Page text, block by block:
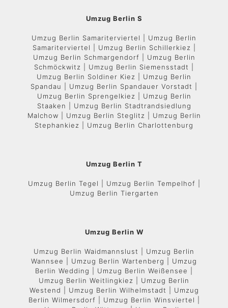
Umzug Berlin S
Umzug Berlin Samariterviertel | Umzug Berlin
Samariterviertel | Umzug Berlin Schillerkiez |
Umzug Berlin Schmargendorf | Umzug Berlin
Schmöckwitz | Umzug Berlin Siemensstadt |
Umzug Berlin Soldiner Kiez | Umzug Berlin
Spandau | Umzug Berlin Spandauer Vorstadt |
Umzug Berlin Sprengelkiez | Umzug Berlin
Staaken | Umzug Berlin Stadtrandsiedlung
Malchow | Umzug Berlin Steglitz | Umzug Berlin
Stephankiez | Umzug Berlin Charlottenburg
Umzug Berlin T
Umzug Berlin Tegel | Umzug Berlin Tempelhof |
Umzug Berlin Tiergarten
Umzug Berlin W
Umzug Berlin Waidmannslust | Umzug Berlin
Wannsee | Umzug Berlin Wartenberg | Umzug
Berlin Wedding | Umzug Berlin Weißensee |
Umzug Berlin Weitlingkiez | Umzug Berlin
Westend | Umzug Berlin Wilhelmstadt | Umzug
Berlin Wilmersdorf | Umzug Berlin Winsviertel |